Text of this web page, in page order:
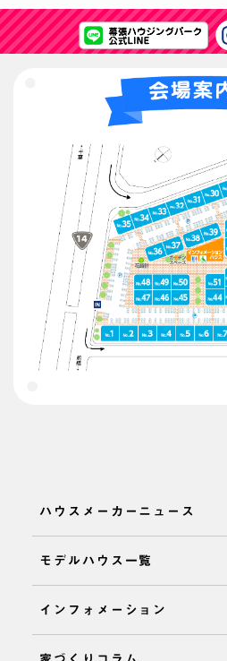
ハウスメーカーニュース
モデルハウス一覧
インフォメーション